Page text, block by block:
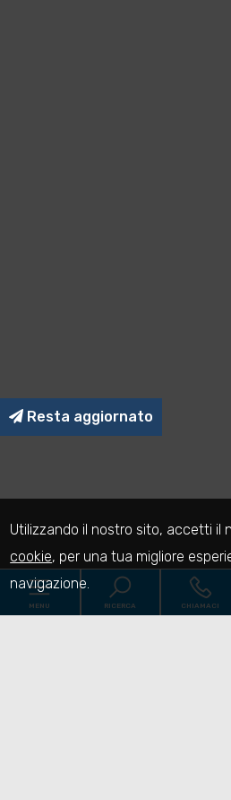
Resta aggiornato
MENU RICERCA CHIAMACI
Utilizzando il nostro sito, accetti il
cookie, per una tua migliore
navigazione.